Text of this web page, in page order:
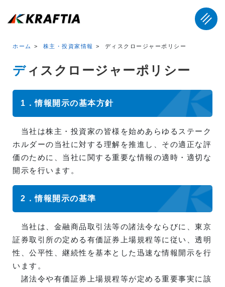
ホーム 株主・投資家情報 ディスクロージャーポリシー
ディスクロージャーポリシー
1．情報開示の基本方針
当社は株主・投資家の皆様を始めあらゆるステーク
ホルダーの当社に対する理解を推進し、その適正な評
価のために、当社に関する重要な情報の適時・適切な
開示を行います。
2．情報開示の基準
当社は、金融商品取引法等の諸法令ならびに、東京
証券取引所の定める有価証券上場規程等に従い、透明
性、公平性、継続性を基本とした迅速な情報開示を行
います。
諸法令や有価証券上場規程等が定める重要事実に該